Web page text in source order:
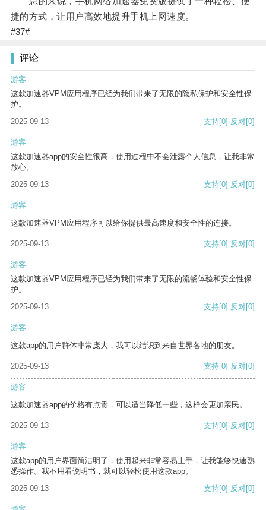
捷的方式，让用户高效地提升手机上网速度。
#37#
评论
游客
这款加速器VPM应用程序已经为我们带来了无限的隐私保护和安全性保
护。
2025-09-13
支持[0] 反对[0]
游客
这款加速器app的安全性很高，使用过程中不会泄露个人信息，让我非常
放心。
2025-09-13
支持[0] 反对[0]
游客
这款加速器VPM应用程序可以给你提供最高速度和安全性的连接。
2025-09-13 支持[0] 反对[0]
游客
这款加速器VPM应用程序已经为我们带来了无限的流畅体验和安全性保
护。
2025-09-13
支持[0] 反对[0]
游客
这款app的用户群体非常庞大，我可以结识到来自世界各地的朋友。
2025-09-13 支持[0] 反对[0]
游客
这款加速器app的价格有点贵，可以适当降低一些，这样会更加亲民。
2025-09-13 支持[0] 反对[0]
游客
这款app的用户界面简洁明了，使用起来非常容易上手，让我能够快速熟
悉操作。我不用看说明书，就可以轻松使用这款app。
2025-09-13
支持[0] 反对[0]